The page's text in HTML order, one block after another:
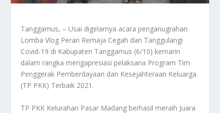
Tanggamus, – Usai digelarnya acara penganugrahan
Lomba Vlog Peran Remaja Cegah dan Tanggulangi
Covid-19 di Kabupaten Tanggamus (6/10) kemarin
dalam rangka mengapresiasi pelaksana Program Tim
Penggerak Pemberdayaan dan Kesejahteraan Keluarga
(TP PKK) Terbaik 2021.
TP PKK Kelurahan Pasar Madang berhasil meraih Juara